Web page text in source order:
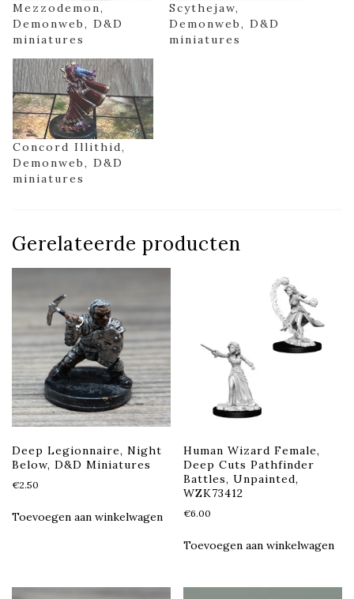
Mezzodemon,
Demonweb, D&D
miniatures
Scythejaw,
Demonweb, D&D
miniatures
Concord Illithid,
Demonweb, D&D
miniatures
Gerelateerde producten
Deep Legionnaire, Night
Below, D&D Miniatures
€2.50
Toevoegen aan winkelwagen
Human Wizard Female,
Deep Cuts Pathfinder
Battles, Unpainted,
WZK73412
€6.00
Toevoegen aan winkelwagen